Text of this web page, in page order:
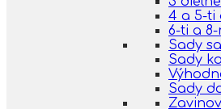
4 a 5-ti
6-ti a
Sady
Sady
Sady